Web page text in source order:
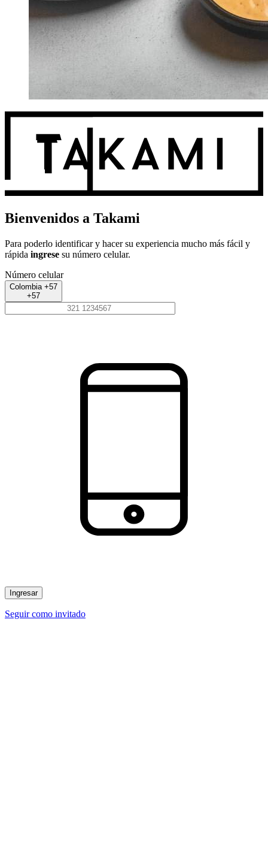
Bienvenidos a Takami
Para poderlo identificar y hacer su experiencia mucho más fácil y
rápida ingrese su número celular.
Número celular
Colombia +57
+57
Ingresar
Seguir como invitado